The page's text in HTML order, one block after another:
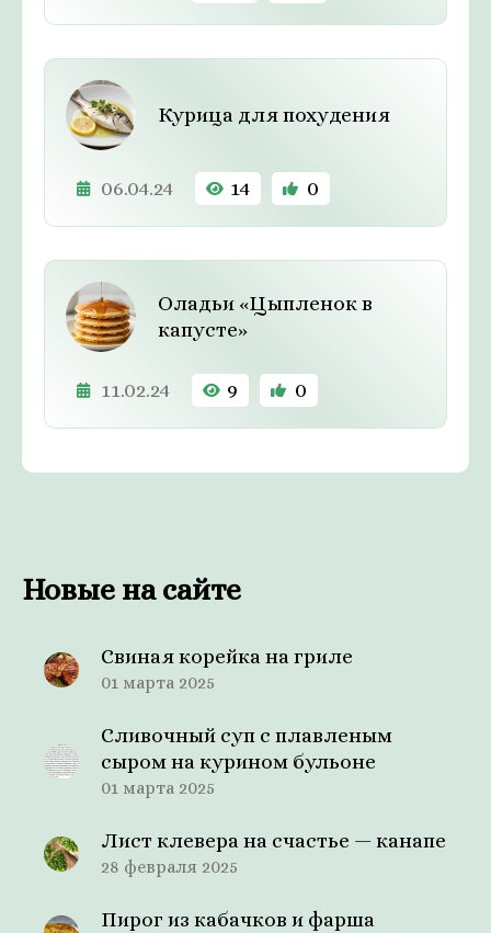
Курица для похудения
06.04.24 14 0
Оладьи «Цыпленок в
капусте»
11.02.24 9 0
Новые на сайте
Свиная корейка на гриле
01 марта 2025
Сливочный суп с плавленым
сыром на курином бульоне
01 марта 2025
Лист клевера на счастье — канапе
28 февраля 2025
Пирог из кабачков и фарша